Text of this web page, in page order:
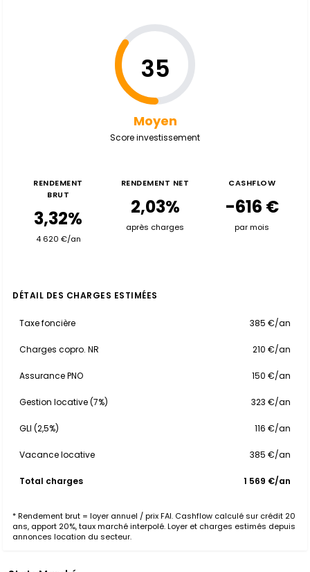
35
Moyen
Score investissement
RENDEMENT
BRUT
3,32%
4 620 €/an
RENDEMENT NET
2,03%
après charges
CASHFLOW
-616 €
par mois
DÉTAIL DES CHARGES ESTIMÉES
Taxe foncière 385 €/an
Charges copro. NR 210 €/an
Assurance PNO 150 €/an
Gestion locative (7%) 323 €/an
GLI (2,5%) 116 €/an
Vacance locative 385 €/an
Total charges 1 569 €/an
* Rendement brut = loyer annuel / prix FAI. Cashflow calculé sur crédit 20
ans, apport 20%, taux marché interpolé. Loyer et charges estimés depuis
annonces location du secteur.